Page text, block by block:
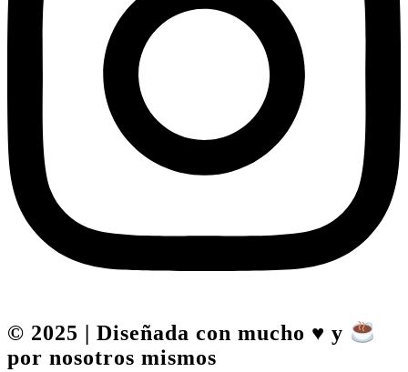
© 2025 | Diseñada con mucho ♥️ y
por nosotros mismos